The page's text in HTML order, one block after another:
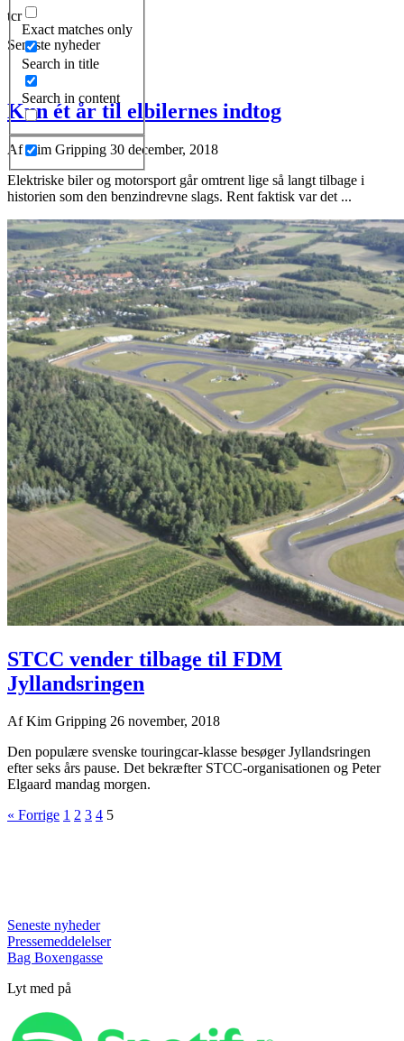
Exact matches only
Search in title
Search in content
tcr
Seneste nyheder
Kun ét år til elbilernes indtog
AfKim Gripping 30 december, 2018
Elektriske biler og motorsport går omtrent lige så langt tilbage i
historien som den benzindrevne slags. Rent faktisk var det ...
STCC vender tilbage til FDM
Jyllandsringen
AfKim Gripping 26 november, 2018
Den populære svenske touringcar-klasse besøger Jyllandsringen
efter seks års pause. Det bekræfter STCC-organisationen og Peter
Elgaard mandag morgen.
« Forrige 1 2 3 4 5
Seneste nyheder
Pressemeddelelser
Bag Boxengasse
Lyt med på